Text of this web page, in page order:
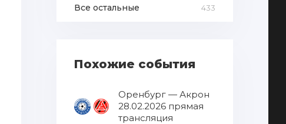
Все остальные 433
Похожие события
Оренбург — Акрон
28.02.2026 прямая
трансляция